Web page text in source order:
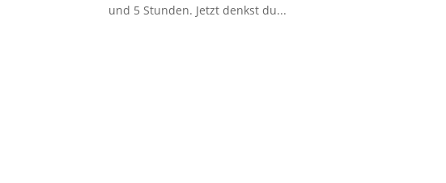
und 5 Stunden. Jetzt denkst du...